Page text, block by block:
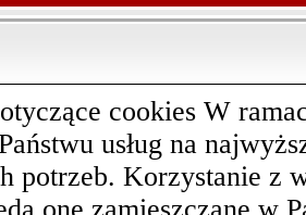
cookies W
usług na
potrzeb. Korzystanie z